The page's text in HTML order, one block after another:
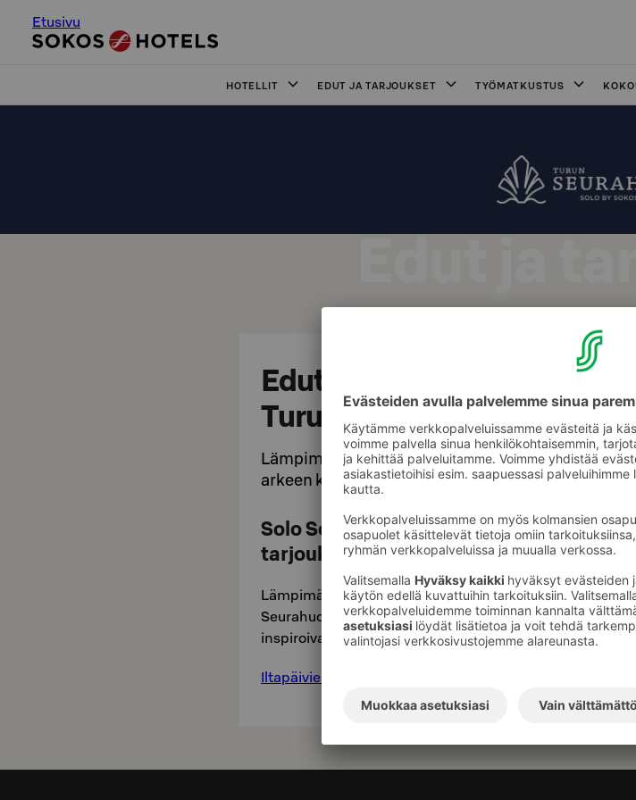
Etusivu
HOTELLIT EDUT JA TARJOUKSET TYÖMATKUSTUS
Edut ja
Edut ja tarjoukset Solo
Turun Seurahuoneella
Lämpimästi tervetuloa kauniiseen Turkuun.
arkeen kuin juhlaan!
Solo Sokos Hotel Turun Seurahuoneen
tarjoukset
Lämpimästi tervetuloa vieraaksemme Solo Sokos Hotel
Seurahuoneelle. Tältä sivulta löydät vinkkejä
inspiroivaan vierailuun Turun seudulla.
Iltapäivien kuplivaa hemmottelua ravintola Gunnarissa